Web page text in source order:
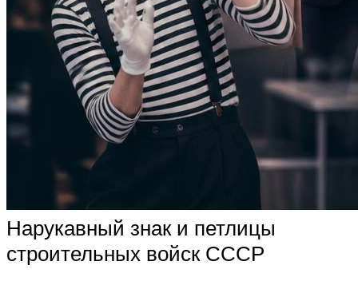
Нарукавный знак и петлицы
строительных войск СССР